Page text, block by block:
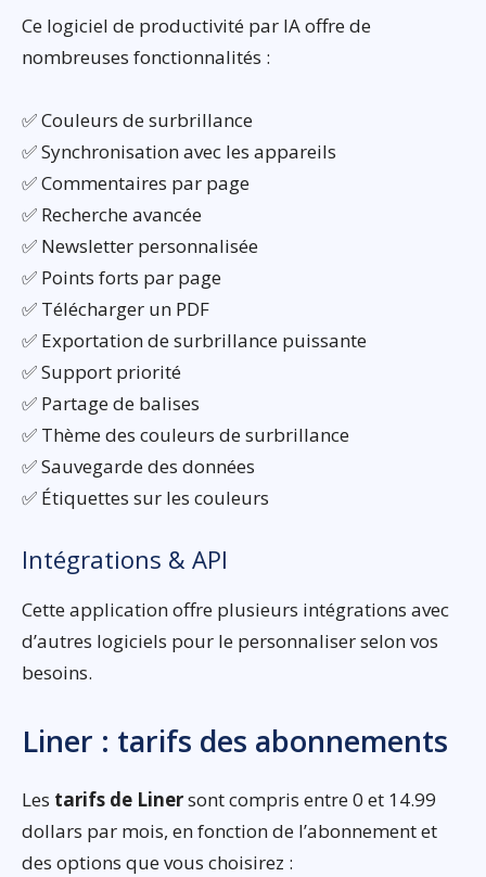
Ce logiciel de productivité par IA offre de
nombreuses fonctionnalités :
✅ Couleurs de surbrillance
✅ Synchronisation avec les appareils
✅ Commentaires par page
✅ Recherche avancée
✅ Newsletter personnalisée
✅ Points forts par page
✅ Télécharger un PDF
✅ Exportation de surbrillance puissante
✅ Support priorité
✅ Partage de balises
✅ Thème des couleurs de surbrillance
✅ Sauvegarde des données
✅ Étiquettes sur les couleurs
Intégrations & API
Cette application offre plusieurs intégrations avec
d’autres logiciels pour le personnaliser selon vos
besoins.
Liner : tarifs des abonnements
Les tarifs de Linersont compris entre 0 et 14.99
dollars par mois, en fonction de l’abonnement et
des options que vous choisirez :